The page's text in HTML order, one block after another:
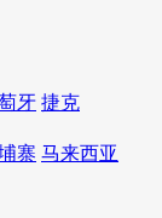
牙 捷克
寨 马来西亚